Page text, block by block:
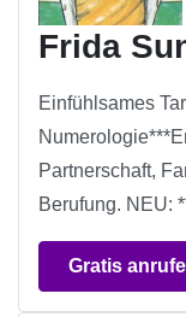
Frida
Einfühlsames
Partnerschaft,
Berufung. NEU:
Gratis